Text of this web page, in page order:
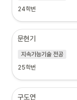
24학번
문현기
지속가능기술 전공
25학번
구도연